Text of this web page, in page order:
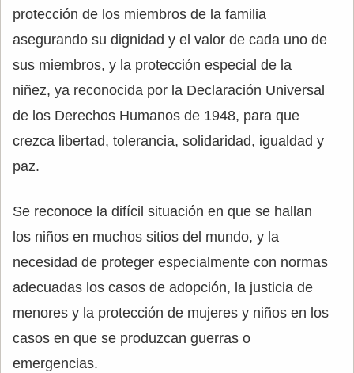
protección de los miembros de la familia
asegurando su dignidad y el valor de cada uno de
sus miembros, y la protección especial de la
niñez, ya reconocida por la Declaración Universal
de los Derechos Humanos de 1948, para que
crezca libertad, tolerancia, solidaridad, igualdad y
paz.
Se reconoce la difícil situación en que se hallan
los niños en muchos sitios del mundo, y la
necesidad de proteger especialmente con normas
adecuadas los casos de adopción, la justicia de
menores y la protección de mujeres y niños en los
casos en que se produzcan guerras o
emergencias.